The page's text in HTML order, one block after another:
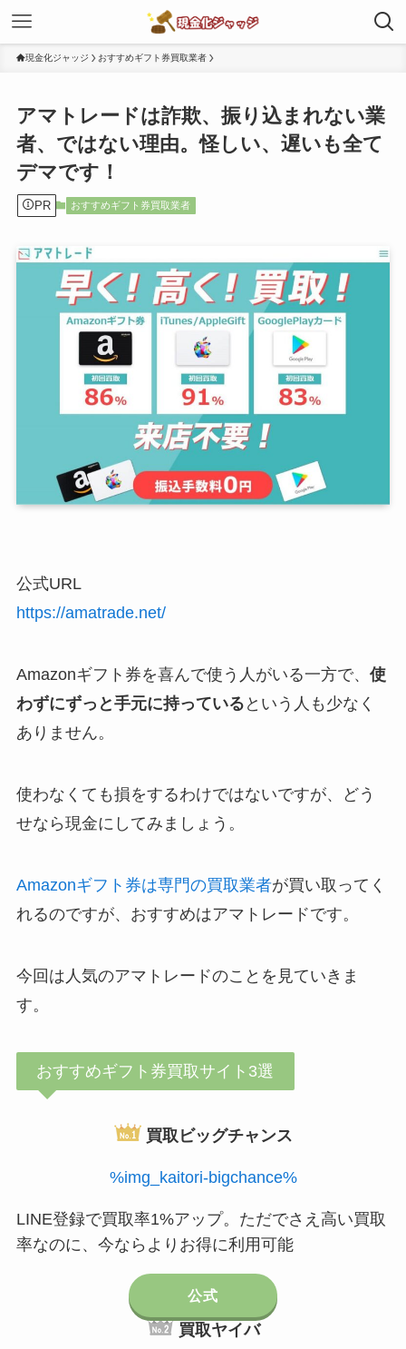
現金化ジャッジ おすすめギフト券買取業者
アマトレードは詐欺、振り込まれない業
者、ではない理由。怪しい、遅いも全て
デマです！
PR おすすめギフト券買取業者
公式URL
https://amatrade.net/
Amazonギフト券を喜んで使う人がいる一方で、 使
わずにずっと手元に持っている という人も少なく
ありません。
使わなくても損をするわけではないですが、どう
せなら現金にしてみましょう。
Amazonギフト券は専門の買取業者が買い取ってく
れるのですが、おすすめはアマトレードです。
今回は人気のアマトレードのことを見ていきま
す。
おすすめギフト券買取サイト3選
買取ビッグチャンス
%img_kaitori-bigchance%
LINE登録で買取率1%アップ。ただでさえ高い買取
率なのに、今ならよりお得に利用可能
公式
買取ヤイバ